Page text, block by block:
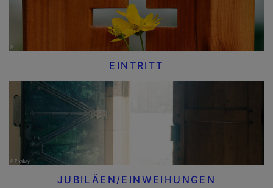
EINTRITT
JUBILÄEN/EINWEIHUNGEN